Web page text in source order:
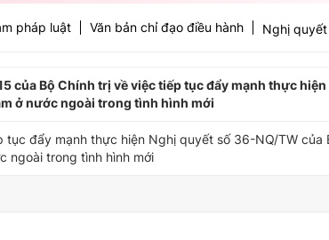
pháp luật Văn bản chỉ đạo điều hành Nghị
của Bộ Chính trị về việc tiếp tục đẩy mạnh thực
ở nước ngoài trong tình hình mới
tục đẩy mạnh thực hiện Nghị quyết số 36-NQ/TW
ngoài trong tình hình mới